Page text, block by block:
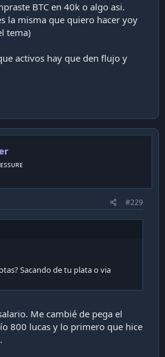
estar en 230%)
48280
BTC en 40k o algo asi.
la misma que quiero hacer yoy
tema)
activos hay que den flujo y
#229
Sacando de tu plata o via
Me cambié de pega el
800 lucas y lo primero que hice